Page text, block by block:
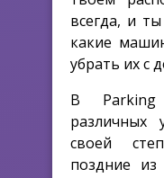
всегда, и
какие
убрать их с
В
своей
поздние